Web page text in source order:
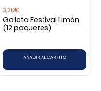
3,20€
Galleta Festival Limón
(12 paquetes)
AÑADIR AL CARRITO